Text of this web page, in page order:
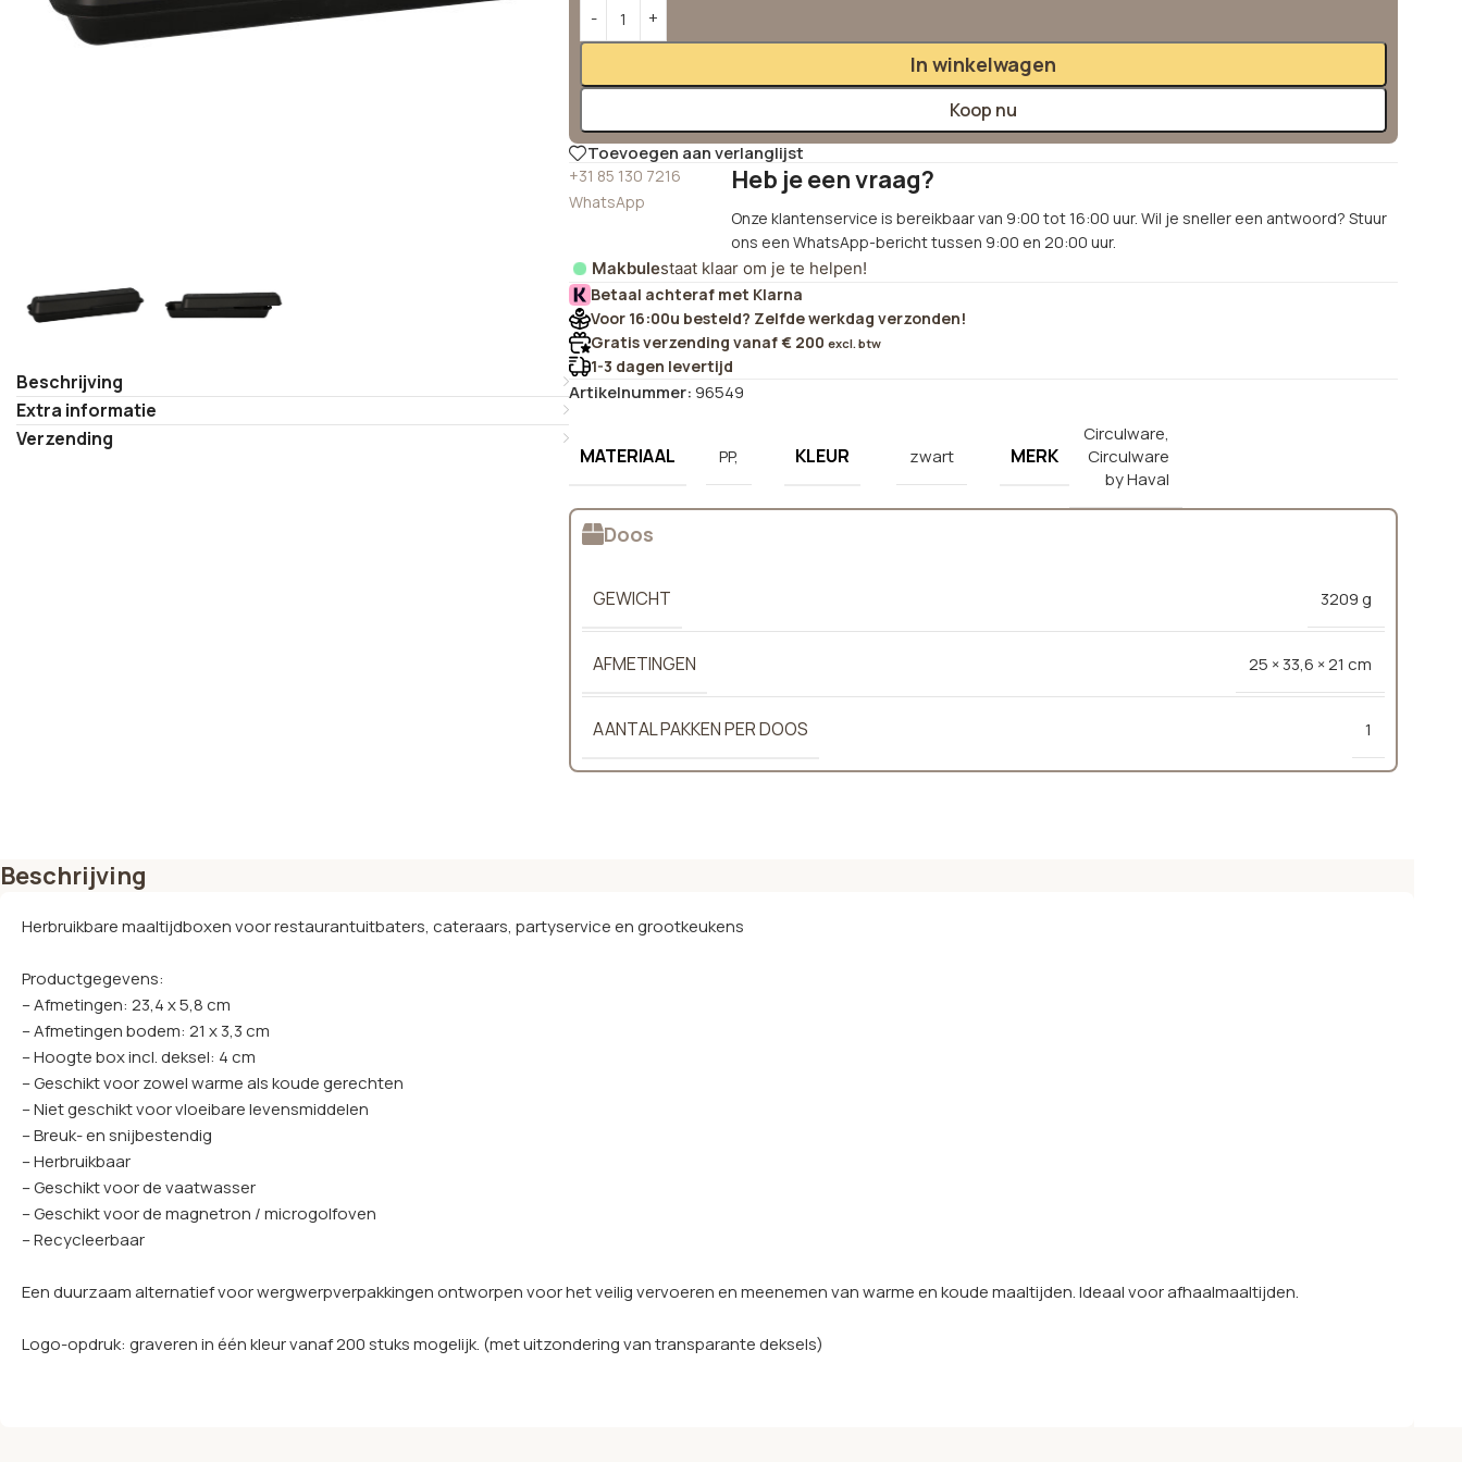
Beschrijving
Extra informatie
Verzending
In winkelwagen
Koop nu
Toevoegen aan verlanglijst
+31 85 130 7216
WhatsApp
Heb je een vraag?
Onze klantenservice is bereikbaar van 9:00 tot 16:00 uur. Wil je sneller een antwoord? Stuur
ons een WhatsApp-bericht tussen 9:00 en 20:00 uur.
Makbulestaat klaar om je te helpen!
Betaal achteraf met Klarna
Voor 16:00u besteld? Zelfde werkdag verzonden!
Gratis verzending vanaf € 200 excl. btw
1-3 dagen levertijd
Artikelnummer: 96549
MATERIAAL PP, KLEUR zwart MERK
Circulware,
Circulware
by Haval
Doos
GEWICHT 3209 g
AFMETINGEN 25 × 33,6 × 21 cm
AANTAL PAKKEN PER DOOS 1
Beschrijving
Herbruikbare maaltijdboxen voor restaurantuitbaters, cateraars, partyservice en grootkeukens
Productgegevens:
– Afmetingen: 23,4 x 5,8 cm
– Afmetingen bodem: 21 x 3,3 cm
– Hoogte box incl. deksel: 4 cm
– Geschikt voor zowel warme als koude gerechten
– Niet geschikt voor vloeibare levensmiddelen
– Breuk- en snijbestendig
– Herbruikbaar
– Geschikt voor de vaatwasser
– Geschikt voor de magnetron / microgolfoven
– Recycleerbaar
Een duurzaam alternatief voor wergwerpverpakkingen ontworpen voor het veilig vervoeren en meenemen van warme en koude maaltijden. Ideaal voor afhaalmaaltijden.
Logo-opdruk: graveren in één kleur vanaf 200 stuks mogelijk. (met uitzondering van transparante deksels)